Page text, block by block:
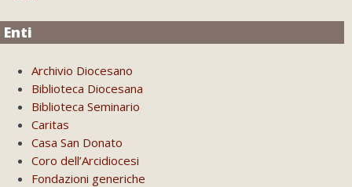
Enti
Archivio Diocesano
Biblioteca Diocesana
Biblioteca Seminario
Caritas
Casa San Donato
Coro dell’Arcidiocesi
Fondazioni generiche